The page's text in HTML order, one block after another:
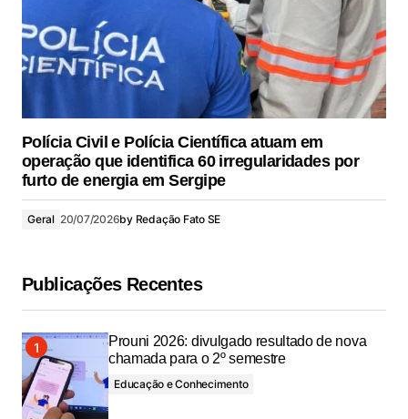
Polícia Civil e Polícia Científica atuam em
operação que identifica 60 irregularidades por
furto de energia em Sergipe
Geral 20/07/2026by Redação Fato SE
Publicações Recentes
Prouni 2026: divulgado resultado de nova
chamada para o 2º semestre
Educação e Conhecimento